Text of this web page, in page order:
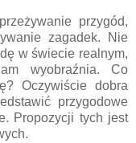
przygód,
zagadek. Nie
w świecie realnym,
wyobraźnia. Co
Oczywiście dobra
przygodowe
Propozycji tych jest